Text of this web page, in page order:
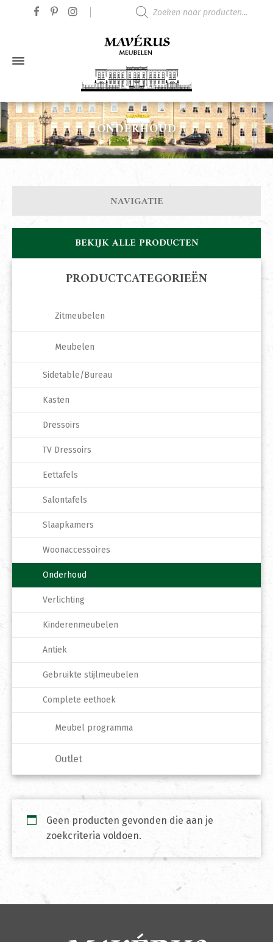
ONDERHOUD
Geen producten gevonden die aan je
zoekcriteria voldoen.
NAVIGATIE
BEKIJK ALLE PRODUCTEN
PRODUCTCATEGORIEËN
Zitmeubelen
Meubelen
Sidetable/Bureau
Kasten
Dressoirs
TV Dressoirs
Eettafels
Salontafels
Slaapkamers
Woonaccessoires
Onderhoud
Verlichting
Kinderenmeubelen
Antiek
Gebruikte stijlmeubelen
Complete eethoek
Meubel programma
Outlet